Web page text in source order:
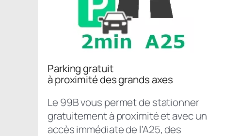
Parking gratuit
à proximité des grands axes
Le 99B vous permet de stationner
gratuitement à proximité et avec un
accès immédiate de l’A25, des